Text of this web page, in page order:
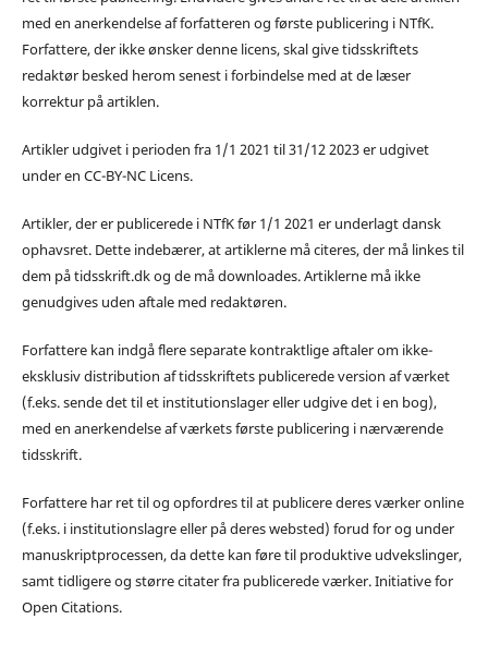
med en anerkendelse af forfatteren og første publicering i NTfK.
Forfattere, der ikke ønsker denne licens, skal give tidsskriftets
redaktør besked herom senest i forbindelse med at de læser
korrektur på artiklen.
Artikler udgivet i perioden fra 1/1 2021 til 31/12 2023 er udgivet
under en CC-BY-NC Licens.
Artikler, der er publicerede i NTfK før 1/1 2021 er underlagt dansk
ophavsret. Dette indebærer, at artiklerne må citeres, der må linkes til
dem på tidsskrift.dk og de må downloades. Artiklerne må ikke
genudgives uden aftale med redaktøren.
Forfattere kan indgå flere separate kontraktlige aftaler om ikke-
eksklusiv distribution af tidsskriftets publicerede version af værket
(f.eks. sende det til et institutionslager eller udgive det i en bog),
med en anerkendelse af værkets første publicering i nærværende
tidsskrift.
Forfattere har ret til og opfordres til at publicere deres værker online
(f.eks. i institutionslagre eller på deres websted) forud for og under
manuskriptprocessen, da dette kan føre til produktive udvekslinger,
samt tidligere og større citater fra publicerede værker. Initiative for
Open Citations.